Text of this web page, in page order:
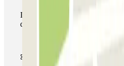
Durante a sua estadia, pode
de estacionamento deste